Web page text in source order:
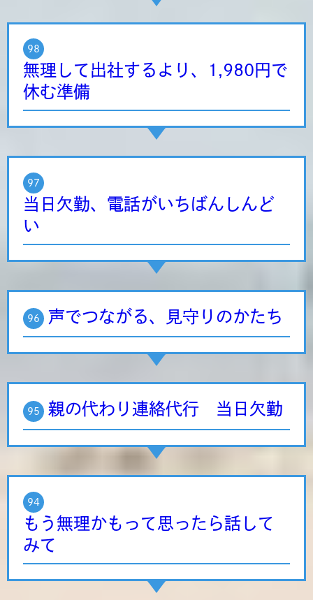
98
無理して出社するより、1,980円で
休む準備
97
当日欠勤、電話がいちばんしんど
い
96 声でつながる、見守りのかたち
95 親の代わり連絡代行 当日欠勤
94
もう無理かもって思ったら話して
みて